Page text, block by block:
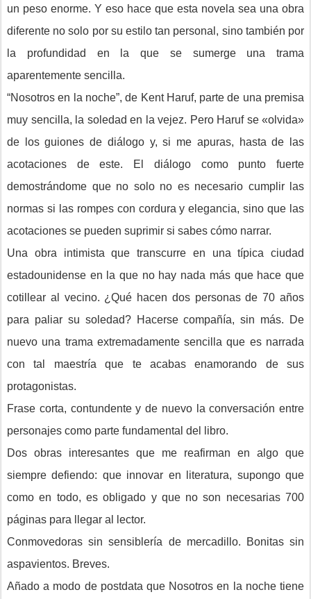
un peso enorme. Y eso hace que esta novela sea una obra
diferente no solo por su estilo tan personal, sino también por
la profundidad en la que se sumerge una trama
aparentemente sencilla.
“Nosotros en la noche”, de Kent Haruf, parte de una premisa
muy sencilla, la soledad en la vejez. Pero Haruf se «olvida»
de los guiones de diálogo y, si me apuras, hasta de las
acotaciones de este. El diálogo como punto fuerte
demostrándome que no solo no es necesario cumplir las
normas si las rompes con cordura y elegancia, sino que las
acotaciones se pueden suprimir si sabes cómo narrar.
Una obra intimista que transcurre en una típica ciudad
estadounidense en la que no hay nada más que hace que
cotillear al vecino. ¿Qué hacen dos personas de 70 años
para paliar su soledad? Hacerse compañía, sin más. De
nuevo una trama extremadamente sencilla que es narrada
con tal maestría que te acabas enamorando de sus
protagonistas.
Frase corta, contundente y de nuevo la conversación entre
personajes como parte fundamental del libro.
Dos obras interesantes que me reafirman en algo que
siempre defiendo: que innovar en literatura, supongo que
como en todo, es obligado y que no son necesarias 700
páginas para llegar al lector.
Conmovedoras sin sensiblería de mercadillo. Bonitas sin
aspavientos. Breves.
Añado a modo de postdata que Nosotros en la noche tiene